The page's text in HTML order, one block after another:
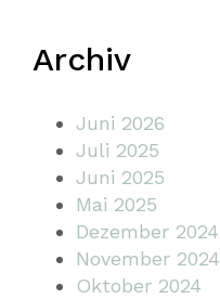
Archiv
Juni 2026
Juli 2025
Juni 2025
Mai 2025
Dezember 2024
November 2024
Oktober 2024